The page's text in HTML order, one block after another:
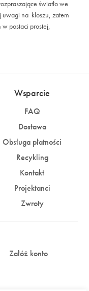
światło we
uwagi na kloszu, zatem
w postaci prostej,
Wsparcie
FAQ
Dostawa
Obsługa płatności
Recykling
Kontakt
Projektanci
Zwroty
Załóż konto